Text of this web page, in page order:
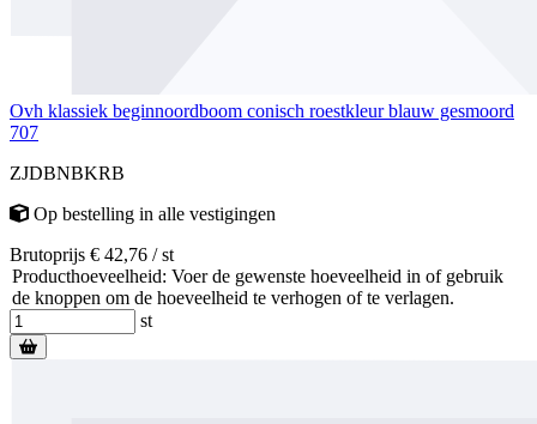
Ovh klassiek beginnoordboom conisch roestkleur blauw gesmoord
707
ZJDBNBKRB
Op bestelling in alle vestigingen
Brutoprijs € 42,76 / st
Producthoeveelheid: Voer de gewenste hoeveelheid in of gebruik
de knoppen om de hoeveelheid te verhogen of te verlagen.
st